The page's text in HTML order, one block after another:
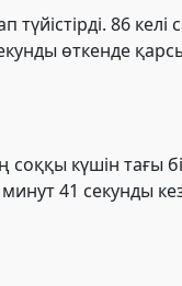
86 келі
өткенде
күшін тағы
41 секунды